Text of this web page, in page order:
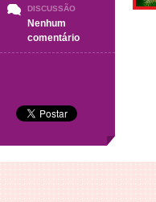
DISCUSSÃO
Nenhum
comentárioem
Sábado